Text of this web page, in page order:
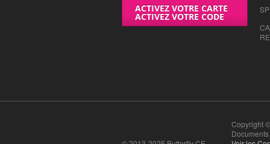
ACTIVEZ VOTRE CARTE
ACTIVEZ VOTRE CODE
Copyright